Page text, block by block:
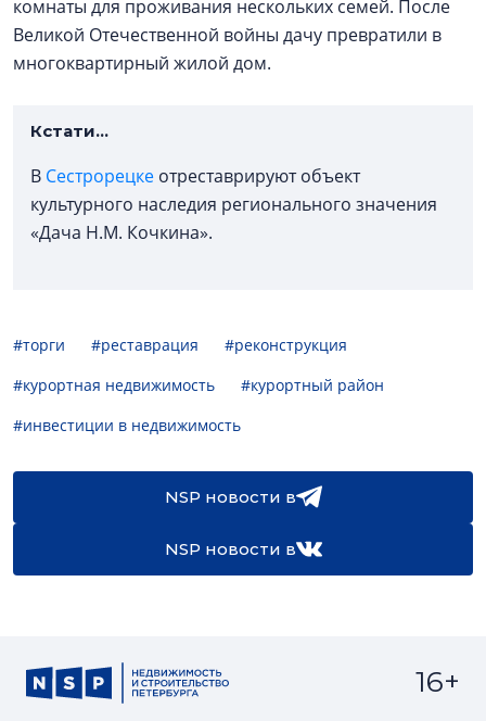
комнаты для проживания нескольких семей. После
Великой Отечественной войны дачу превратили в
многоквартирный жилой дом.
Кстати...
В Сестрорецке отреставрируют объект
культурного наследия регионального значения
«Дача Н.М. Кочкина».
#торги #реставрация
#реконструкция
#курортная недвижимость
#курортный район
#инвестиции в недвижимость
NSP новости в
NSP новости в
16+